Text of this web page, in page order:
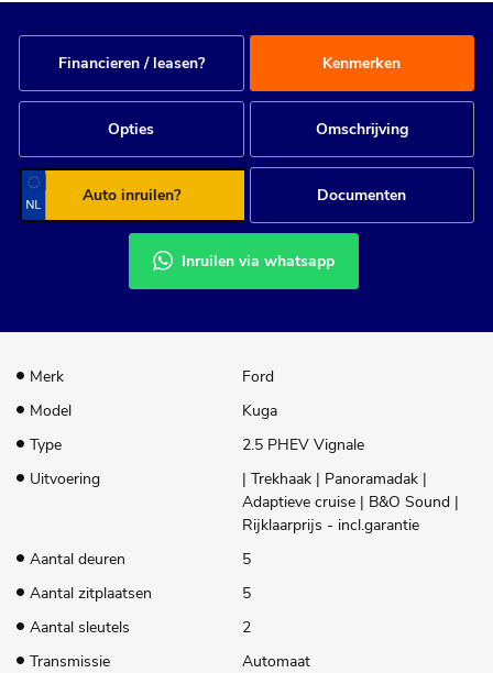
Financieren / leasen? Kenmerken
Opties Omschrijving
Auto inruilen? Documenten
Inruilen via whatsapp
Merk
Ford
Model
Kuga
Type
2.5 PHEV Vignale
Uitvoering
| Trekhaak | Panoramadak |
Adaptieve cruise | B&O Sound |
Rijklaarprijs - incl.garantie
Aantal deuren
5
Aantal zitplaatsen
5
Aantal sleutels
2
Transmissie
Automaat